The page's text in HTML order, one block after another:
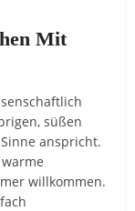
Mit
süßen
anspricht.
willkommen.